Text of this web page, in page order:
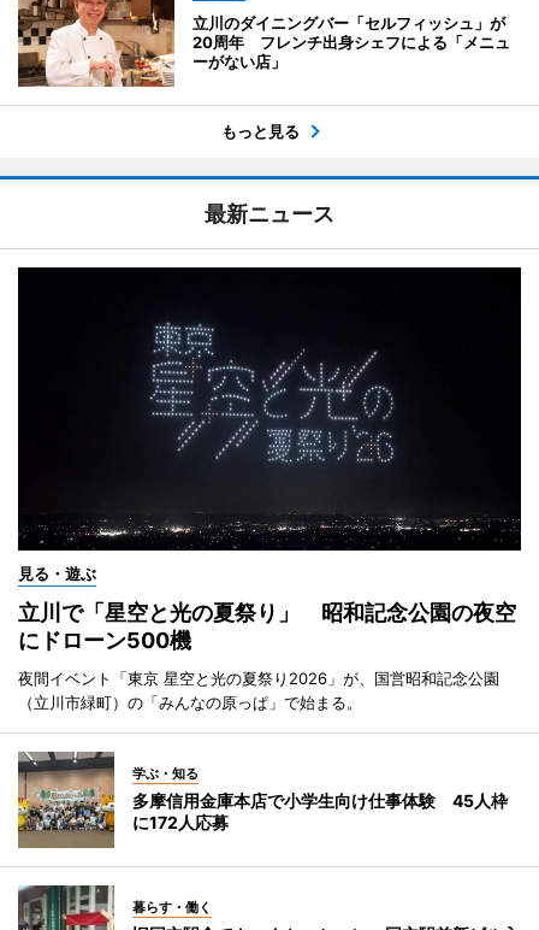
立川のダイニングバー「セルフィッシュ」が
20周年 フレンチ出身シェフによる「メニュ
ーがない店」
もっと見る
最新ニュース
見る・遊ぶ
立川で「星空と光の夏祭り」 昭和記念公園の夜空
にドローン500機
夜間イベント「東京 星空と光の夏祭り2026」が、国営昭和記念公園
（立川市緑町）の「みんなの原っぱ」で始まる。
学ぶ・知る
多摩信用金庫本店で小学生向け仕事体験 45人枠
に172人応募
暮らす・働く